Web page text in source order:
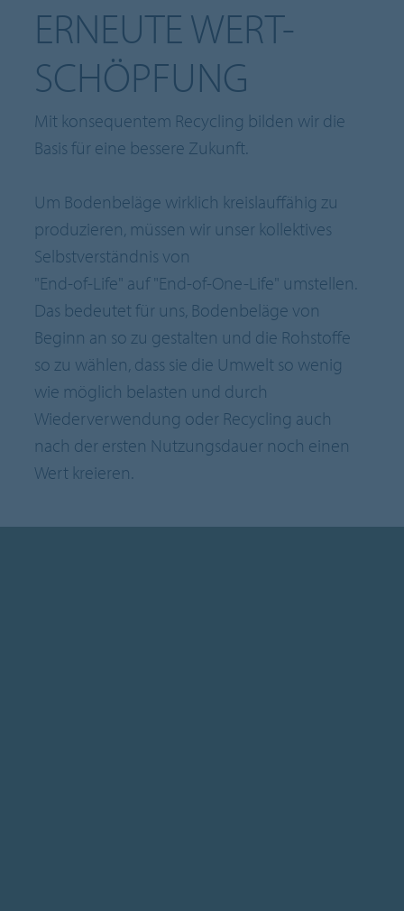
ERNEUTE WERT-
SCHÖPFUNG
Mit konsequentem Recycling bilden wir die
Basis für eine bessere Zukunft.
Um Bodenbeläge wirklich kreislauffähig zu
produzieren, müssen wir unser kollektives
Selbstverständnis von
"End-of-Life" auf "End-of-One-Life" umstellen.
Das bedeutet für uns, Bodenbeläge von
Beginn an so zu gestalten und die Rohstoffe
so zu wählen, dass sie die Umwelt so wenig
wie möglich belasten und durch
Wiederverwendung oder Recycling auch
nach der ersten Nutzungsdauer noch einen
Wert kreieren.